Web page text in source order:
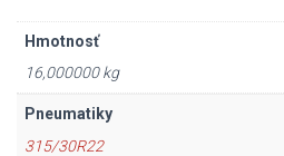
Hmotnosť
16,000000 kg
Pneumatiky
315/30R22